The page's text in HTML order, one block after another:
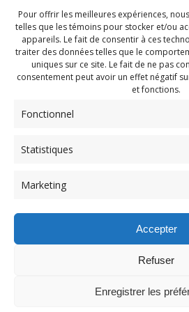
Pour offrir les meilleures expériences,
telles que les témoins pour stocker et/ou
appareils. Le fait de consentir à ces
traiter des données telles que le
uniques sur ce site. Le fait de ne pas
consentement peut avoir un effet négatif
et fonctions.
Fonctionnel
Statistiques
Marketing
Accepter
Refuser
Enregistrer les
Navigation
de
l'article
Previous:
post:
© 2026 Maison des Jeunes